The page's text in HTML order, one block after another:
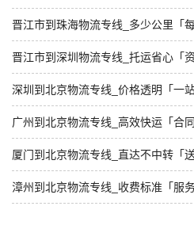
晋江市到珠海物流专线_多少公里「每
晋江市到深圳物流专线_托运省心「资
深圳到北京物流专线_价格透明「一站
广州到北京物流专线_高效快运「合同
厦门到北京物流专线_直达不中转「送
漳州到北京物流专线_收费标准「服务